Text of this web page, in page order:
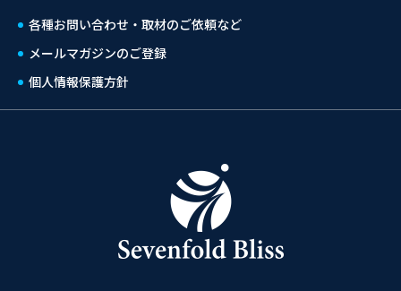
各種お問い合わせ・取材のご依頼など
メールマガジンのご登録
個人情報保護方針